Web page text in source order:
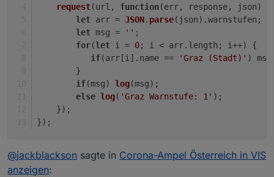
request(url, function(err, response, json) {
let arr = JSON. parse(json).warnstufen ;
let msg = '' ;
for(let i = 0; i < arr. length ; i++) {
if(arr[i]. name == 'Graz (Stadt)' )
        }
if(msg) log(msg);
else log( 'Graz Warnstufe: 1' );
    });
});
@jackblackson sagte in Corona-Ampel Österreich in VIS
anzeigen: